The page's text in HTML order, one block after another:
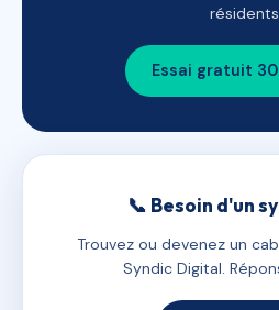
Essai gratuit
📞 Besoin d'un
Trouvez ou devenez un
Syndic Digital.